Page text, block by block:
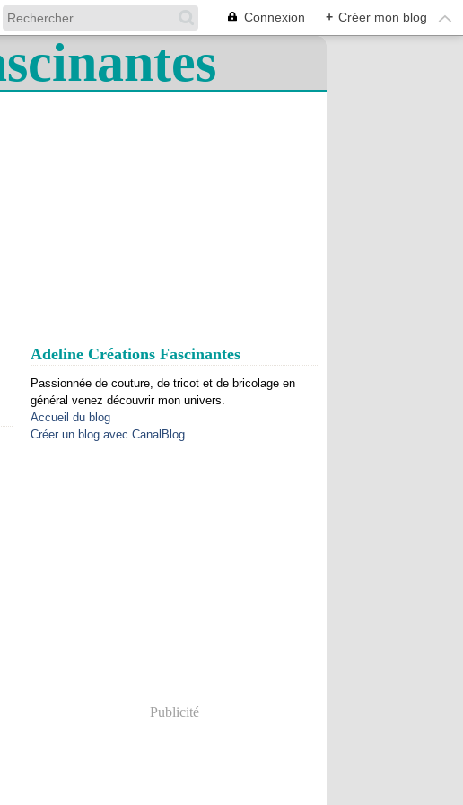
Connexion + Créer mon blog
Adeline Créations Fascinantes
Passionnée de couture, de tricot et de bricolage en
général venez découvrir mon univers.
Accueil du blog
Créer un blog avec CanalBlog
Publicité